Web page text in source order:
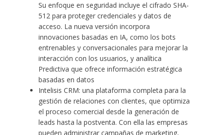
Su enfoque en seguridad incluye el cifrado SHA-
512 para proteger credenciales y datos de
acceso. La nueva versión incorpora
innovaciones basadas en IA, como los bots
entrenables y conversacionales para mejorar la
interacción con los usuarios, y analítica
Predictiva que ofrece información estratégica
basadas en datos
Intelisis CRM: una plataforma completa para la
gestión de relaciones con clientes, que optimiza
el proceso comercial desde la generación de
leads hasta la postventa. Con ella las empresas
pueden administrar campañas de marketing,